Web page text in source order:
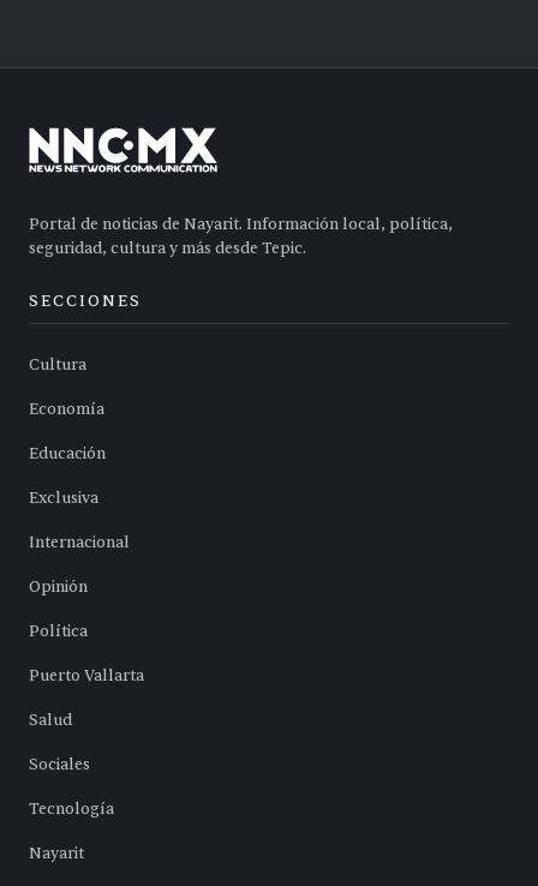
Portal de noticias de Nayarit. Información local, política,
seguridad, cultura y más desde Tepic.
SECCIONES
Cultura
Economía
Educación
Exclusiva
Internacional
Opinión
Política
Puerto Vallarta
Salud
Sociales
Tecnología
Nayarit